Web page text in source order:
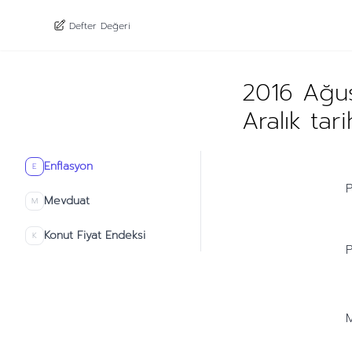
E Enflasyon
M Mevduat
K Konut Fiyat Endeksi
Defter Değeri
2016
Aralık